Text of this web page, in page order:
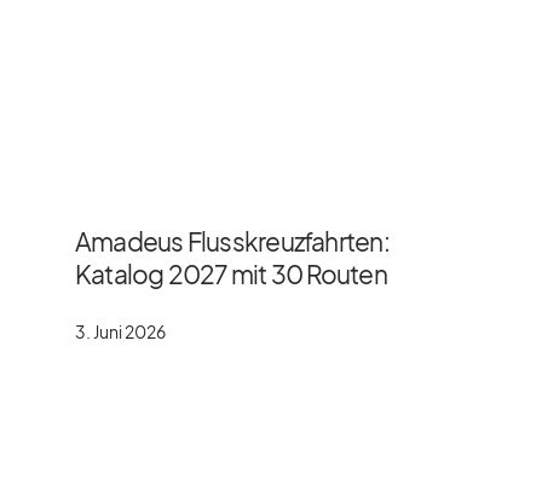
Amadeus Flusskreuzfahrten:
Katalog 2027 mit 30 Routen
3. Juni 2026